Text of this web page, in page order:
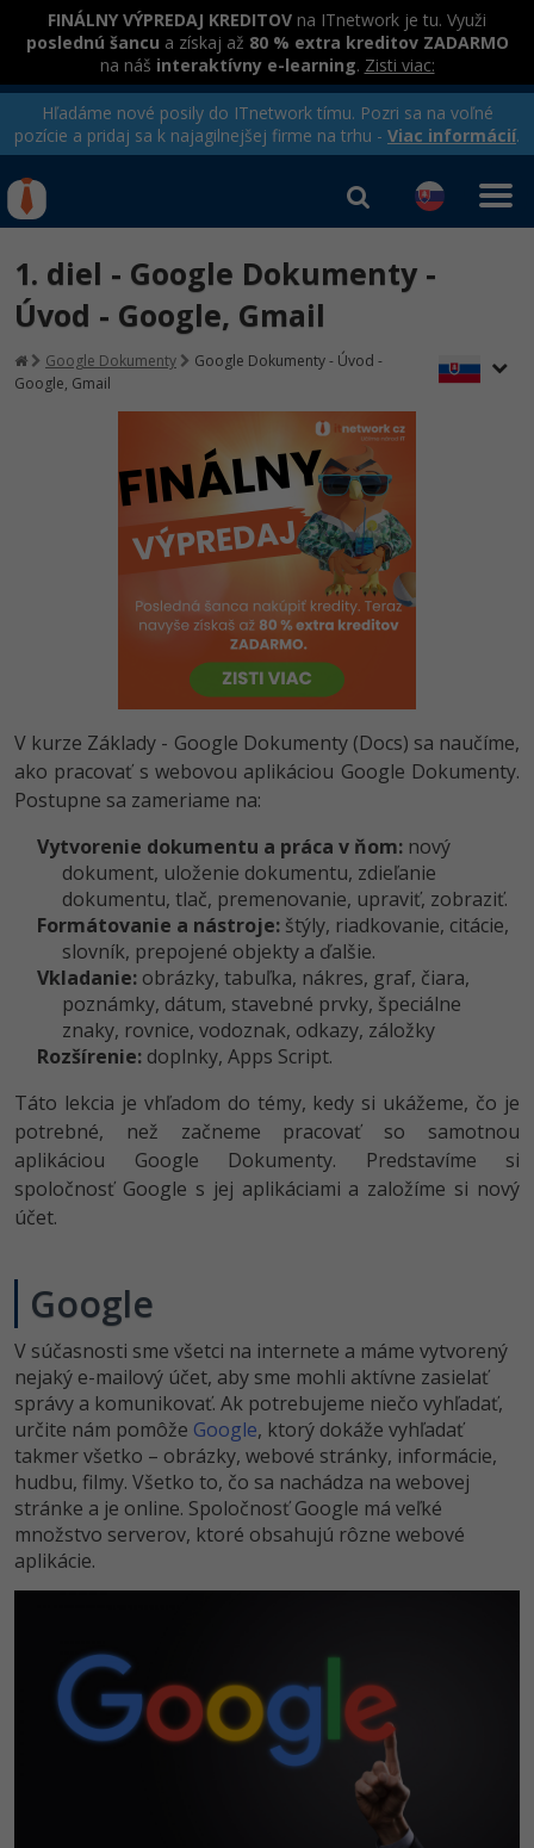
FINÁLNY VÝPREDAJ KREDITOV na ITnetwork je tu. Využi
poslednú šancu a získaj až 80 % extra kreditov ZADARMO
na náš interaktívny e-learning. Zisti viac:
Hľadáme nové posily do ITnetwork tímu. Pozri sa na voľné
pozície a pridaj sa k najagilnejšej firme na trhu - Viac informácií.
Rekvalifikačné kurzy
hradené úradom práce
IT e-learning
Kurzy programovania
C# .NET -80%
Python -80%
JavaScript -80%
C++
-80%
Kotlin -80%
Céčko -80%
VB.NET
SQL
UML -80%
Algoritmy -41%
Umelá inteligencia -10%
Viac
Fórum
Kurzy e-commerce
Testovanie softvéru
Marketing -30%
WordPress
SEO -30%
Business
Copywriting -30%
MS Office -80%
Google Dokumenty
Time management
Fórum
Linux a UNIX
Siete
Kybernetická bezpečnost
Windows
Kurzy dizajnu
HTML/CSS -80%
Photoshop -80%
Adobe Illustrator -80%
Adobe InDesign -25%
Adobe After Effects
Príbehy absolventov
Blog
Médiá
Kariéra
Prihlásiť sa Registrovať
1. diel - Google Dokumenty -
Úvod - Google, Gmail
Google Dokumenty
Google Dokumenty - Úvod -
Google, Gmail
V kurze Základy - Google Dokumenty (Docs) sa naučíme,
ako pracovať s webovou aplikáciou Google Dokumenty.
Postupne sa zameriame na:
Vytvorenie dokumentu a práca v ňom: nový
dokument, uloženie dokumentu, zdieľanie
dokumentu, tlač, premenovanie, upraviť, zobraziť.
Formátovanie a nástroje: štýly, riadkovanie, citácie,
slovník, prepojené objekty a ďalšie.
Vkladanie: obrázky, tabuľka, nákres, graf, čiara,
poznámky, dátum, stavebné prvky, špeciálne
znaky, rovnice, vodoznak, odkazy, záložky
Rozšírenie: doplnky, Apps Script.
Táto lekcia je vhľadom do témy, kedy si ukážeme, čo je
potrebné, než začneme pracovať so samotnou
aplikáciou Google Dokumenty. Predstavíme si
spoločnosť Google s jej aplikáciami a založíme si nový
účet.
Google
V súčasnosti sme všetci na internete a máme vytvorený
nejaký e-mailový účet, aby sme mohli aktívne zasielať
správy a komunikovať. Ak potrebujeme niečo vyhľadať,
určite nám pomôže Google, ktorý dokáže vyhľadať
takmer všetko – obrázky, webové stránky, informácie,
hudbu, filmy. Všetko to, čo sa nachádza na webovej
stránke a je online. Spoločnosť Google má veľké
množstvo serverov, ktoré obsahujú rôzne webové
aplikácie.